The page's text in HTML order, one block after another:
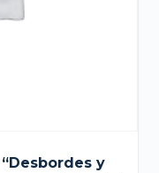
y